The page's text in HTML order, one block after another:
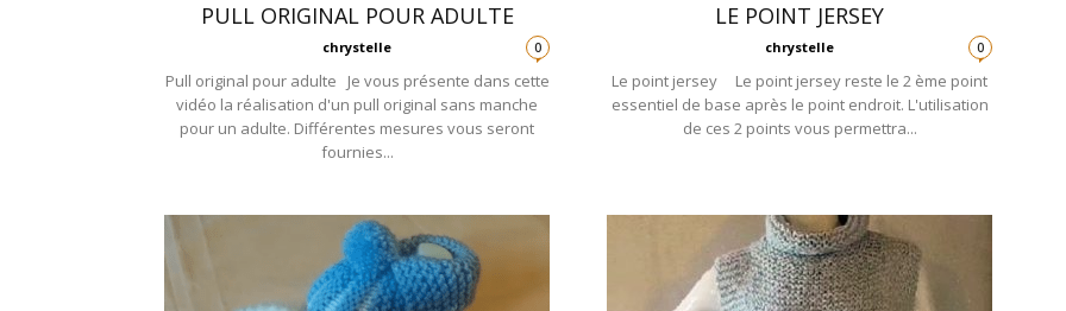
PULL ORIGINAL POUR ADULTE
chrystelle 0
Pull original pour adulte Je vous présente dans cette
vidéo la réalisation d'un pull original sans manche
pour un adulte. Différentes mesures vous seront
fournies...
LE POINT JERSEY
chrystelle 0
Le point jersey Le point jersey reste le 2 ème point
essentiel de base après le point endroit. L'utilisation
de ces 2 points vous permettra...